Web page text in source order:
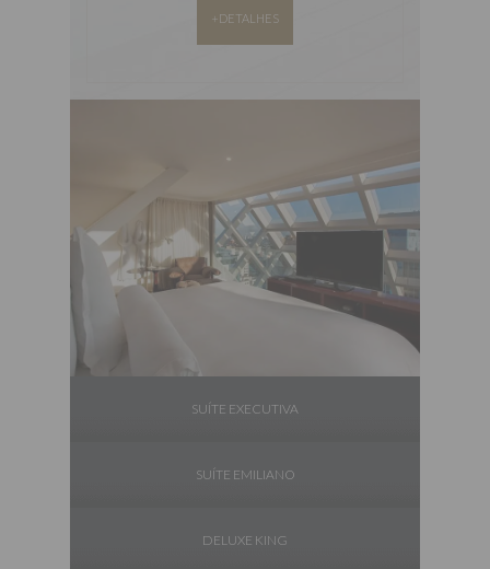
+DETALHES
SUÍTE EXECUTIVA
SUÍTE EMILIANO
DELUXE KING